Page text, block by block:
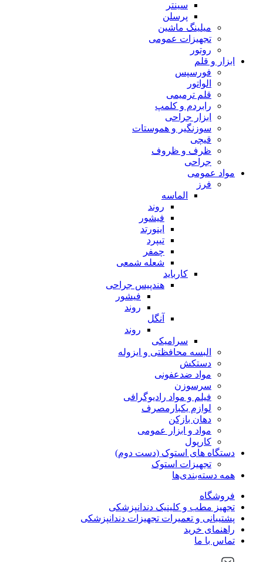
سینتر
پرسلن
میلینگ ماشین
تجهیزات عمومی
روتور
ابزار و قلم
فورسپس
الواتور
قلم ترمیمی
رابردم و کلمپ
ابزار جراحی
سوزنگیر و هموستات
قیچی
ظرف و ظروف
جراحی
مواد عمومی
فرز
الماسه
روند
فیشور
اینورتد
تیپرد
چمفر
شعله شمعی
کارباید
هندپیس جراحی
فیشور
روند
آنگل
روند
سرامیکی
البسه محافظتی و ایزوله
دستکش
مواد ضدعفونی
سرسوزن
فیلم و مواد رادیوگرافی
لوازم یکبارمصرف
دهان بازکن
مواد و ابزار عمومی
کارپول
دستگاه های استوک (دست دوم)
تجهیزات استوک
همه دسته‌بندی‌ها
فروشگاه
تجهیز مطب و کلینیک دندانپزشکی
پشتیبانی و تعمیرات تجهیزات دندانپزشکی
راهنمای خرید
تماس با ما